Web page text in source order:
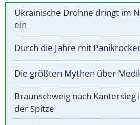
Ukrainische Drohne dringt im
ein
Durch die Jahre mit
Die größten Mythen über
Braunschweig nach Kantersieg
der Spitze